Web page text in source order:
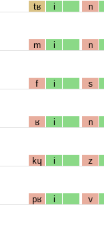
tʁ i n
m i n
f i s
ʁ i n
kɥ i z
pʁ i v